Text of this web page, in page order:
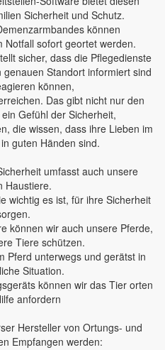
Sicherheit und Schutz.
können
Notfall sofort geortet werden.
sicher, dass die Pflegedienste
Standort informiert sind
können,
Das gibt nicht nur den
Gefühl der Sicherheit,
die wissen, dass ihre Lieben im
guten Händen sind.
umfasst auch unsere
Haustiere.
wichtig es ist, für ihre Sicherheit
können wir auch unsere Pferde,
Tiere schützen.
Pferd unterwegs und gerätst in
Situation.
können wir das Tier orten
anfordern
Hersteller von Ortungs- und
Empfangen werden: